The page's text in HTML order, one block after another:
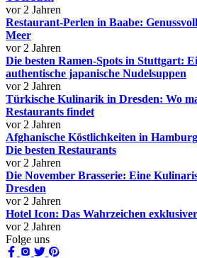
vor 2 Jahren
Restaurant-Perlen in Baabe:
Meer
vor 2 Jahren
Die besten Ramen-Spots in Stuttgart:
authentische japanische Nudelsuppen
vor 2 Jahren
Türkische Kulinarik in Dresden: Wo
Restaurants findet
vor 2 Jahren
Afghanische Köstlichkeiten in
Die besten Restaurants
vor 2 Jahren
Die November Brasserie: Eine
Dresden
vor 2 Jahren
Hotel Icon: Das Wahrzeichen
vor 2 Jahren
Folge uns